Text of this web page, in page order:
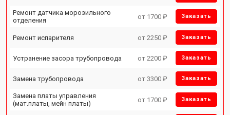
Ремонт датчика морозильного
отделения
от 1700 ₽ Заказать
Ремонт испарителя от 2250 ₽ Заказать
Устранение засора трубопровода от 2200 ₽ Заказать
Замена трубопровода от 3300 ₽ Заказать
Замена платы управления
(мат.платы, мейн платы)
от 1700 ₽ Заказать